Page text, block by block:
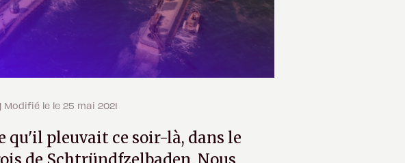
| Modifié le le 25 mai 2021
qu'il pleuvait ce soir-là, dans le